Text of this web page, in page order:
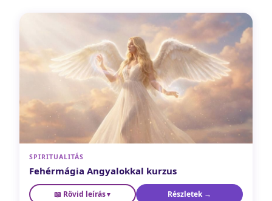
SPIRITUALITÁS
Fehérmágia Angyalokkal kurzus
Ha keresel egy keretet, amiben biztonságosan elkezdheted a
📖 Rövid leírás▼ Részletek →